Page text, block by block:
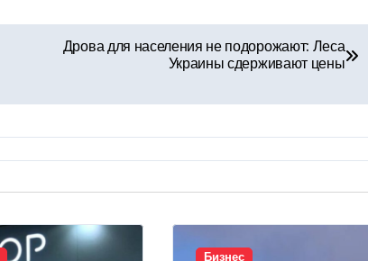
Дрова для населения не подорожают: Леса
Украины сдерживают цены
Бизнес